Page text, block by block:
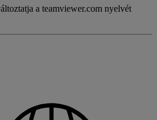
a teamviewer.com nyelvét